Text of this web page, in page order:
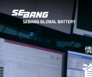
세
방